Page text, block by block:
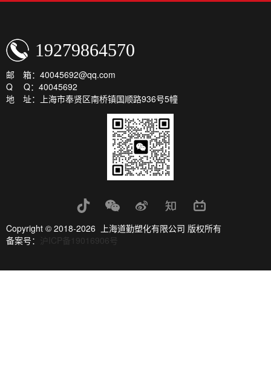
19279864570
邮 箱：40045692@qq.com
Q Q：40045692
地 址：上海市奉贤区南桥镇国顺路936号5幢
Copyright © 2018-2026 上海道勤塑化有限公司 版权所有
备案号： 沪ICP备19016906号